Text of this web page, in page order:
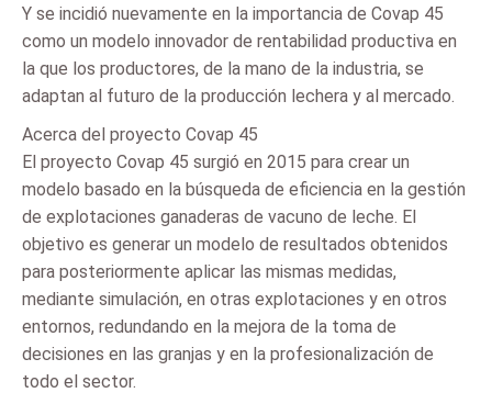
Y se incidió nuevamente en la importancia de Covap 45
como un modelo innovador de rentabilidad productiva en
la que los productores, de la mano de la industria, se
adaptan al futuro de la producción lechera y al mercado.
Acerca del proyecto Covap 45
El proyecto Covap 45 surgió en 2015 para crear un
modelo basado en la búsqueda de eficiencia en la gestión
de explotaciones ganaderas de vacuno de leche. El
objetivo es generar un modelo de resultados obtenidos
para posteriormente aplicar las mismas medidas,
mediante simulación, en otras explotaciones y en otros
entornos, redundando en la mejora de la toma de
decisiones en las granjas y en la profesionalización de
todo el sector.